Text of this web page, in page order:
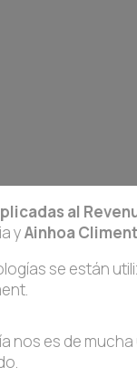
al
yAinhoa Climent
se están
nos es de